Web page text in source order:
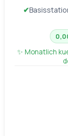
✔
✨ Monatlich